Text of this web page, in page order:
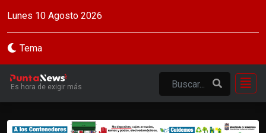
Lunes 10 Agosto 2026
Tema
Es hora de exigir más